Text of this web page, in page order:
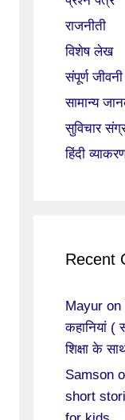
राजनीती
विशेष लेख
संपूर्ण जीवनी
सामान्य
सुविचार
हिंदी
Recent
Mayur on
कहानियां (
शिक्षा के
Samson
short